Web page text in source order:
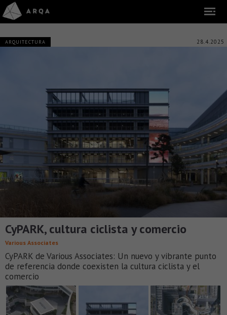
ARQUITECTURA 28.4.2025
CyPARK, cultura ciclista y comercio
Various Associates
CyPARK de Various Associates: Un nuevo y vibrante punto
de referencia donde coexisten la cultura ciclista y el
comercio